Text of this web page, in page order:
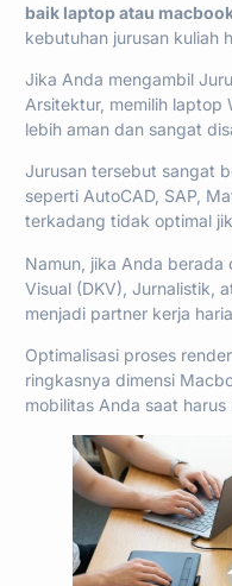
baik laptop atau
kebutuhan jurusan kuliah
Jika Anda mengambil
Arsitektur, memilih laptop
lebih aman dan sangat
Jurusan tersebut sangat
seperti AutoCAD, SAP,
terkadang tidak optimal
Namun, jika Anda berada
Visual (DKV), Jurnalistik,
menjadi partner kerja
Optimalisasi proses
ringkasnya dimensi
mobilitas Anda saat